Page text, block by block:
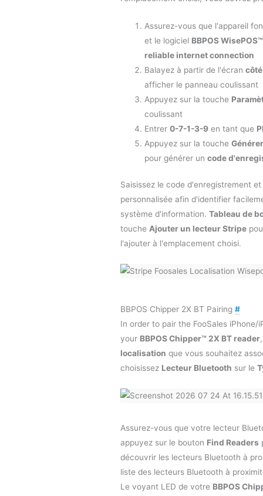
Assurez-vous que l'appareil
et le logiciel BBPOS
reliable internet connection
Balayez à partir de l'écran
afficher le panneau coulissant
Appuyez sur la touche
coulissant
Entrer0-7-1-3-9 en tant que
Appuyez sur la touche
pour générer uncode
Saisissez le code d'enregistrement
personnalisée afin d'identifier
système d'information. Tableau de
touche Ajouter un lecteur Stripe
l'ajouter à l'emplacement choisi.
BBPOS Chipper 2X BT Pairing #
In order to pair the FooSales iPhone/
your BBPOS Chipper™ 2X BT reader
localisation que vous souhaitez
choisissez Lecteur Bluetooth sur le
Assurez-vous que votre lecteur
appuyez sur le bouton Find Readers
découvrir les lecteurs Bluetooth à
liste des lecteurs Bluetooth à
Le voyant LED de votre BBPOS